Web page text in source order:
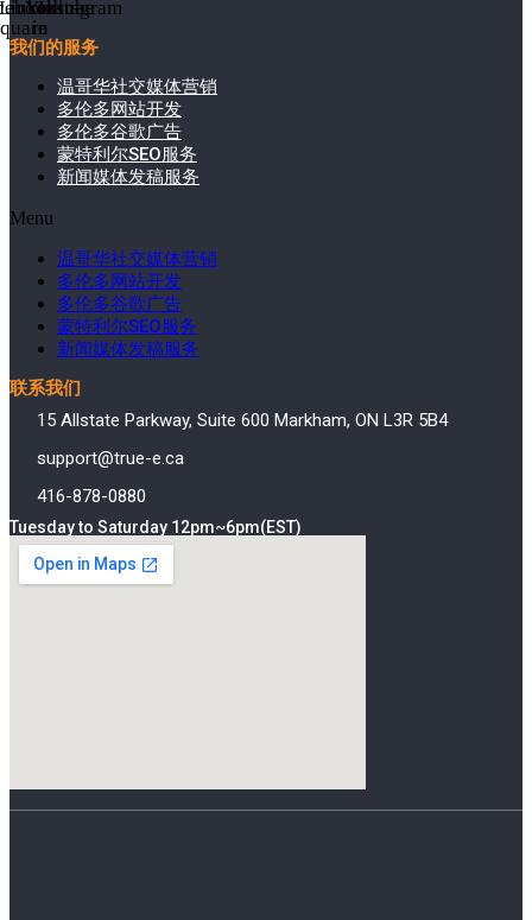
in
Youtube
Instagram
我们的服务
温哥华社交媒体营销
多伦多网站开发
多伦多谷歌广告
蒙特利尔SEO服务
新闻媒体发稿服务
Menu
温哥华社交媒体营销
多伦多网站开发
多伦多谷歌广告
蒙特利尔SEO服务
新闻媒体发稿服务
联系我们
15 Allstate Parkway, Suite 600 Markham, ON L3R 5B4
support@true-e.ca
416-878-0880
Tuesday to Saturday 12pm~6pm(EST)